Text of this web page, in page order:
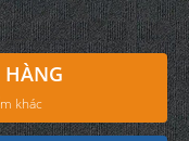
HÀNG
khác